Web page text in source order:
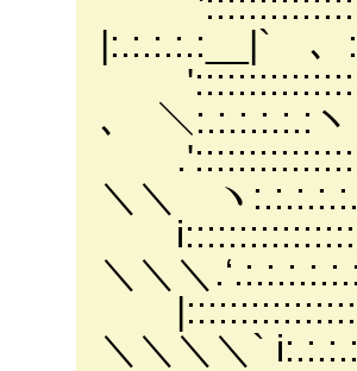
|:.:.:.:.:__|` 、
､ ＼:.:.:.:.:.:ヽ
＼＼ ヽ
＼＼＼
＼＼＼＼`